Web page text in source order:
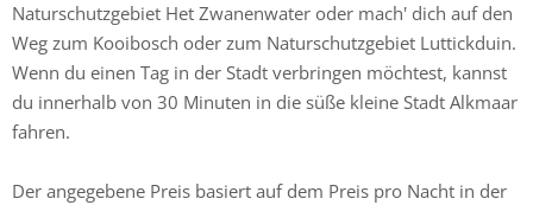
Naturschutzgebiet Het Zwanenwater oder mach' dich auf den
Weg zum Kooibosch oder zum Naturschutzgebiet Luttickduin.
Wenn du einen Tag in der Stadt verbringen möchtest, kannst
du innerhalb von 30 Minuten in die süße kleine Stadt Alkmaar
fahren.
Der angegebene Preis basiert auf dem Preis pro Nacht in der